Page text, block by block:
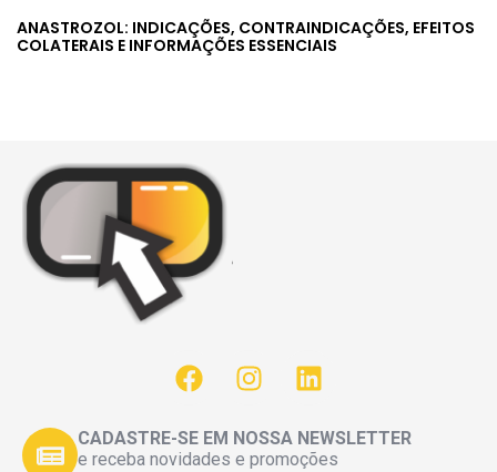
ANASTROZOL: INDICAÇÕES, CONTRAINDICAÇÕES, EFEITOS
COLATERAIS E INFORMAÇÕES ESSENCIAIS
CADASTRE-SE EM NOSSA NEWSLETTER
e receba novidades e promoções